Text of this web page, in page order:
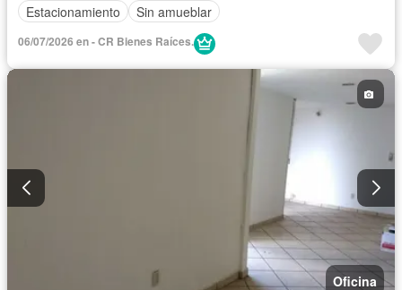
Estacionamiento
Sin amueblar
06/07/2026 en - CR Bienes Raíces.
Oficina